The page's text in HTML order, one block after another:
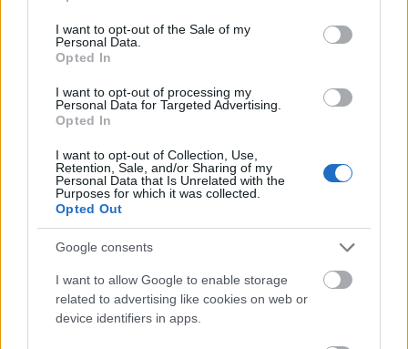
use your data for below specified purposes in below Google
consent section.
I want to opt-out of the Sale of my
Personal Data.
Opted In
I want to opt-out of processing my
Personal Data for Targeted Advertising.
Opted In
I want to opt-out of Collection, Use,
Retention, Sale, and/or Sharing of my
Personal Data that Is Unrelated with the
Purposes for which it was collected.
Opted Out
Google consents
I want to allow Google to enable storage
related to advertising like cookies on web or
device identifiers in apps.
Πρόγραμμα φορτώσεως μηχανών και απασχολήσεως
εργαζομένων στην παραγωγή.
παραγωγής και κόστους. Βέλτιστη παραγγελία-
παραγγελία. Δημιουργία φασεολογίων. Σημεία
Bottleneck στην παραγωγή. Απόδοση εξοπλισμού,
δείκτης ΟΕΕ. Ποσοτική και αξιακή Παραγωγικότης.
Μείωση του κόστους. Προτάσεις για αύξηση της
αποδοτικότητας των δαπανών. Βελτίωση των
παραγωγικών διαδικασιών. Νεκροί χρόνοι
παραγωγής. Υποαπασχόληση. Επισκευές –
συντηρήσεις.
Μείωση κόστους στις υποστηρικτικές
δραστηριότητες:
Μετρήσεις στα υποστηρικτικά τμήματα διοικήσεως.